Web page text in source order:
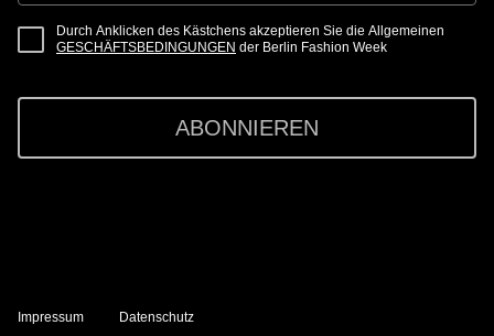
Durch Anklicken des Kästchens akzeptieren Sie die Allgemeinen
GESCHÄFTSBEDINGUNGEN der Berlin Fashion Week
ABONNIEREN
Impressum Datenschutz